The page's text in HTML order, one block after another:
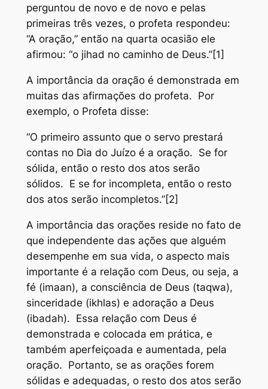
perguntou de novo e de novo e pelas
primeiras três vezes, o profeta respondeu:
“A oração,” então na quarta ocasião ele
afirmou: “o jihad no caminho de Deus.”[1]
A importância da oração é demonstrada em
muitas das afirmações do profeta. Por
exemplo, o Profeta disse:
“O primeiro assunto que o servo prestará
contas no Dia do Juízo é a oração. Se for
sólida, então o resto dos atos serão
sólidos. E se for incompleta, então o resto
dos atos serão incompletos.”[2]
A importância das orações reside no fato de
que independente das ações que alguém
desempenhe em sua vida, o aspecto mais
importante é a relação com Deus, ou seja, a
fé (imaan), a consciência de Deus (taqwa),
sinceridade (ikhlas) e adoração a Deus
(ibadah). Essa relação com Deus é
demonstrada e colocada em prática, e
também aperfeiçoada e aumentada, pela
oração. Portanto, se as orações forem
sólidas e adequadas, o resto dos atos serão